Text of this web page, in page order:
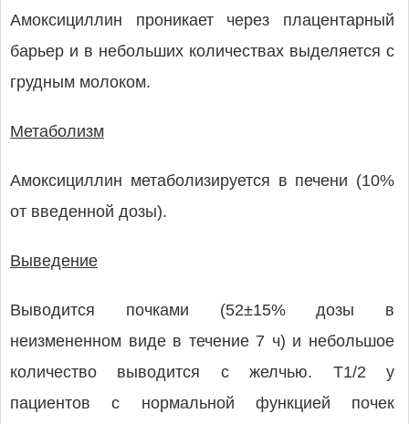
Амоксициллин проникает через плацентарный
барьер и в небольших количествах выделяется с
грудным молоком.
Метаболизм
Амоксициллин метаболизируется в печени (10%
от введенной дозы).
Выведение
Выводится почками (52±15% дозы в
неизмененном виде в течение 7 ч) и небольшое
количество выводится с желчью. T1/2 у
пациентов с нормальной функцией почек